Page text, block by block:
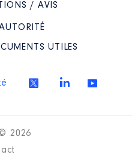
/ AVIS
UTILES
2026